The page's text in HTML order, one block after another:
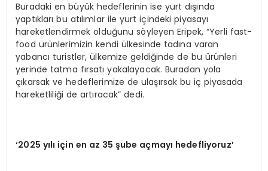
Buradaki en büyük hedeflerinin ise yurt dışında
yaptıkları bu atılımlar ile yurt içindeki piyasayı
hareketlendirmek olduğunu söyleyen Eripek, “Yerli fast-
food ürünlerimizin kendi ülkesinde tadına varan
yabancı turistler, ülkemize geldiğinde de bu ürünleri
yerinde tatma fırsatı yakalayacak. Buradan yola
çıkarsak ve hedeflerimize de ulaşırsak bu iç piyasada
hareketliliği de artıracak” dedi.
‘2025 yılı için en az 35 şube açmayı hedefliyoruz’